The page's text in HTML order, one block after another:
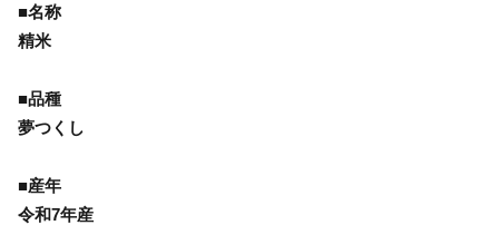
■名称
精米
■品種
夢つくし
■産年
令和7年産